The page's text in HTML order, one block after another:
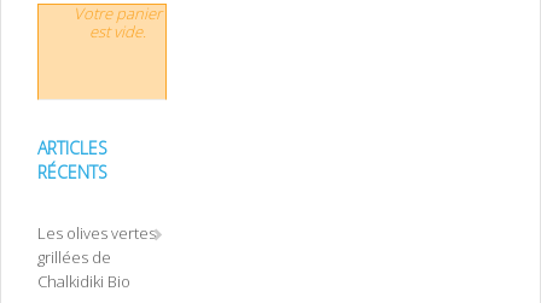
Votre panier
est vide.
ARTICLES
RÉCENTS
Les olives vertes
grillées de
Chalkidiki Bio